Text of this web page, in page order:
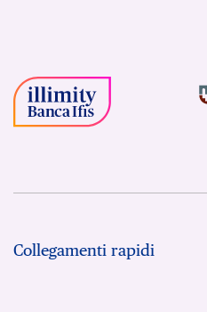
Collegamenti rapidi